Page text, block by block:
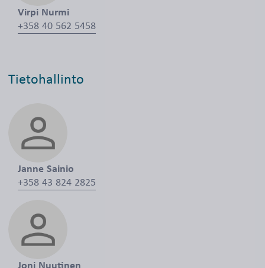
Virpi Nurmi
+358 40 562 5458
Tietohallinto
Janne Sainio
+358 43 824 2825